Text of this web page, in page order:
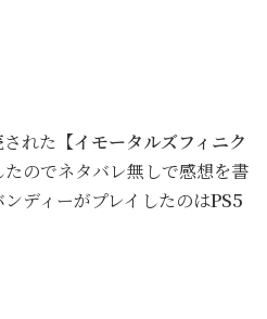
れた 【イモータルズフィニク
たのでネタバレ無しで感想を書
ディーがプレイしたのはPS5